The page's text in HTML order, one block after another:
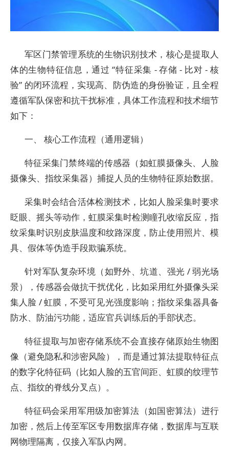
军区门禁管理系统的生物识别技术，核心是提取人
体的生物特征信息，通过 “特征采集 - 存储 - 比对 - 核
验” 的闭环流程，实现高、防伪造的身份验证，且全程
遵循军队保密和抗干扰标准，具体工作流程和技术细节
如下：
一、 核心工作流程（通用逻辑）
特征采集门禁终端的传感器（如虹膜摄像头、人脸
摄像头、指纹采集器）捕捉人员的生物特征原始数据。
采集时会结合活体检测技术，比如人脸采集时要求
眨眼、摇头等动作，虹膜采集时检测瞳孔收缩反应，指
纹采集时识别皮肤温度和纹路深度，防止使用照片、模
具、假体等伪造手段欺骗系统。
针对军队复杂环境（如野外、坑道、强光 / 弱光场
景），传感器会做抗干扰优化，比如采用红外摄像头采
集人脸 / 虹膜，不受可见光强度影响；指纹采集器具备
防水、防油污功能，适应官兵训练后的手部状态。
特征提取与加密存储系统不会直接存储原始生物图
像（避免隐私和涉密风险），而是通过算法提取特征点
的数字化特征码（比如人脸的五官间距、虹膜的纹理节
点、指纹的脊线分叉点）。
特征码会采用军用级加密算法（如国密算法）进行
加密，然后上传至军区专用数据库存储，数据库与互联
网物理隔离，仅接入军队内网。